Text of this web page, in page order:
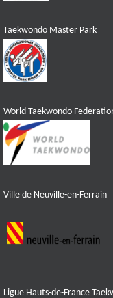
Taekwondo Master Park
World Taekwondo
Ville de Neuville-en-Ferrain
Ligue Hauts-de-France